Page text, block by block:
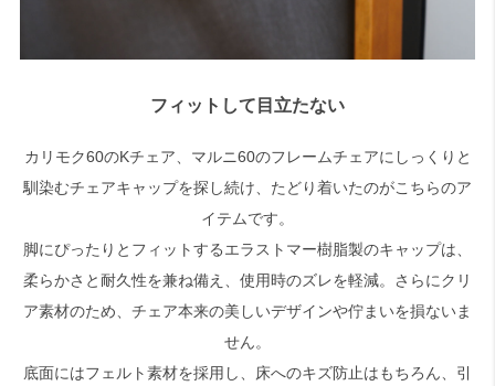
フィットして目立たない
カリモク60のKチェア、マルニ60のフレームチェアにしっくりと
馴染むチェアキャップを探し続け、たどり着いたのがこちらのア
イテムです。
脚にぴったりとフィットするエラストマー樹脂製のキャップは、
柔らかさと耐久性を兼ね備え、使用時のズレを軽減。さらにクリ
ア素材のため、チェア本来の美しいデザインや佇まいを損ないま
せん。
底面にはフェルト素材を採用し、床へのキズ防止はもちろん、引